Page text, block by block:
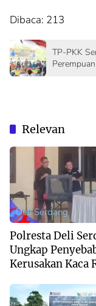
Dibaca: 213
TP-PKK
Relevan
Deli Serdang
Polresta Deli
Ungkap
Kerusakan Kaca
Suwondo